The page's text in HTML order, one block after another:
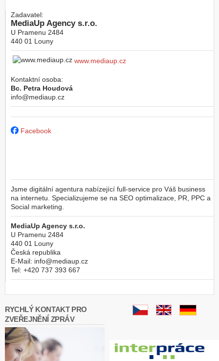
Zadavatel:
MediaUp Agency s.r.o.
U Pramenu 2484
440 01 Louny
www.mediaup.cz
Kontaktní osoba:
Bc. Petra Houdová
info@mediaup.cz
Facebook
Jsme digitální agentura nabízející full-service pro Váš business
na internetu. Specializujeme se na SEO optimalizace, PR, PPC a
Social marketing.
MediaUp Agency s.r.o.
U Pramenu 2484
440 01 Louny
Česká republika
E-Mail: info@mediaup.cz
Tel: +420 737 393 667
RYCHLÝ KONTAKT PRO
ZVEŘEJNĚNÍ ZPRÁV